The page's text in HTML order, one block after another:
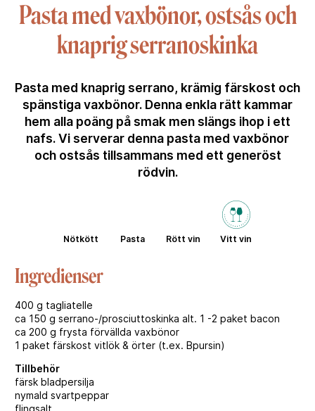
Pasta med vaxbönor, ostsås och
knaprig serranoskinka
Pasta med knaprig serrano, krämig färskost och
spänstiga vaxbönor. Denna enkla rätt kammar
hem alla poäng på smak men slängs ihop i ett
nafs. Vi serverar denna pasta med vaxbönor
och ostsås tillsammans med ett generöst
rödvin.
Nötkött Pasta Rött vin Vitt vin
Ingredienser
400 g tagliatelle
ca 150 g serrano-/prosciuttoskinka alt. 1 -2 paket bacon
ca 200 g frysta förvällda vaxbönor
1 paket färskost vitlök & örter (t.ex. Bpursin)
Tillbehör
färsk bladpersilja
nymald svartpeppar